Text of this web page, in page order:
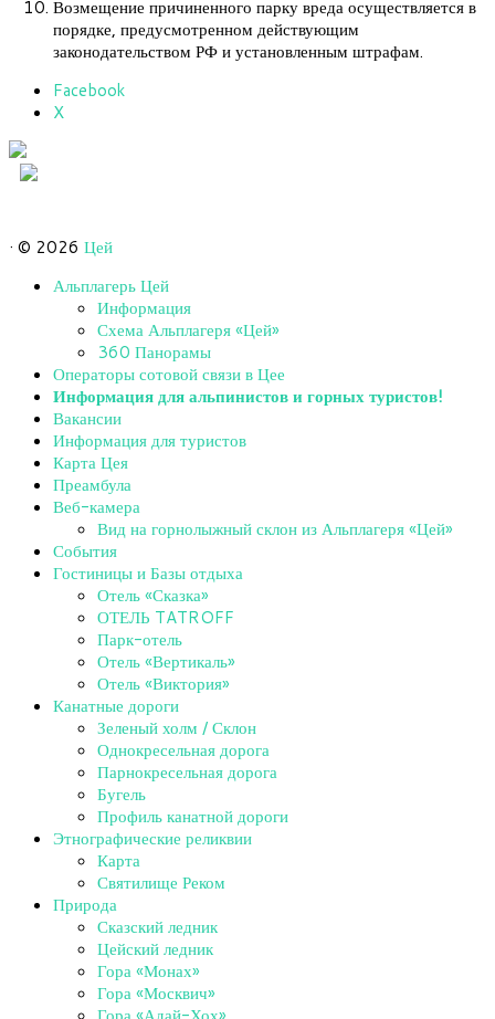
Возмещение причиненного парку вреда осуществляется в
порядке, предусмотренном действующим
законодательством РФ и установленным штрафам.
Share
"Добро
пожаловать
park»"
Facebook
X
· © 2026 Цей
Альплагерь Цей
Информация
Схема Альплагеря «Цей»
360 Панорамы
Операторы сотовой связи в Цее
Информация для альпинистов и горных туристов!
Вакансии
Информация для туристов
Карта Цея
Преамбула
Веб-камера
Вид на горнолыжный склон из Альплагеря «Цей»
События
Гостиницы и Базы отдыха
Отель «Сказка»
ОТЕЛЬ TATROFF
Парк-отель
Отель «Вертикаль»
Отель «Виктория»
Канатные дороги
Зеленый холм / Склон
Однокресельная дорога
Парнокресельная дорога
Бугель
Профиль канатной дороги
Этнографические реликвии
Карта
Святилище Реком
Природа
Сказский ледник
Цейский ледник
Гора «Монах»
Гора «Москвич»